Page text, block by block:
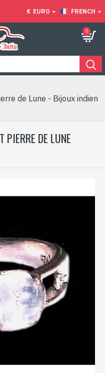
€ EURO FRENCH
0
de Lune - Bijoux indien
PIERRE DE LUNE